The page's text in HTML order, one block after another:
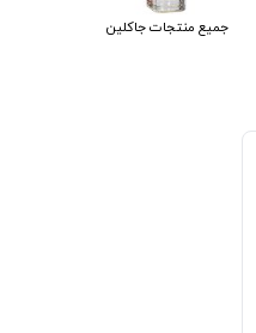
جميع منتجات جاكلين